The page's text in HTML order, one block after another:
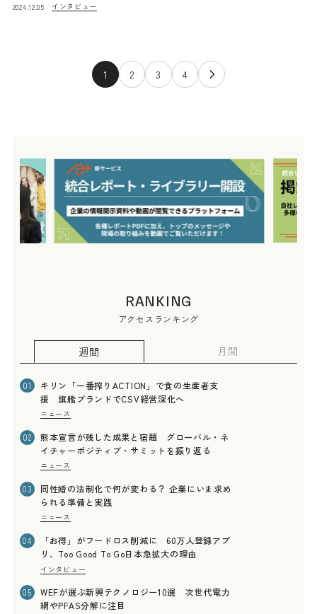
2024.12.05
インタビュー
1 2 3 4
RANKING
アクセスランキング
週間 月間
01
キリン「一番搾りACTION」で食の生産者支
援 旗艦ブランドでCSV経営深化へ
ニュース
02
熊本宣言が残した成果と宿題 グローバル・ネ
イチャーポジティブ・サミットを振り返る
ニュース
03
同性婚の法制化で何が変わる？ 企業にいま求め
られる準備と実践
ニュース
04
「お得」がフードロス削減に 60万人登録アプ
リ、Too Good To Go日本急拡大の理由
インタビュー
05
WEFが選ぶ新興テクノロジー10選 次世代電力
網やPFAS分解に注目